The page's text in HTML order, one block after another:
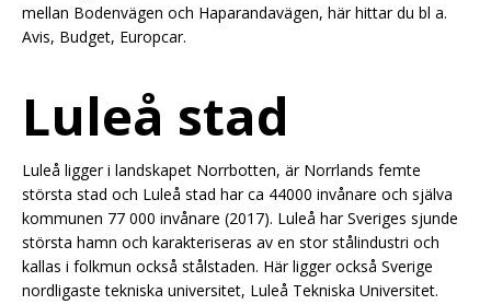
mellan Bodenvägen och Haparandavägen, här hittar du bl a.
Avis, Budget, Europcar.
Luleå stad
Luleå ligger i landskapet Norrbotten, är Norrlands femte
största stad och Luleå stad har ca 44000 invånare och själva
kommunen 77 000 invånare (2017). Luleå har Sveriges sjunde
största hamn och karakteriseras av en stor stålindustri och
kallas i folkmun också stålstaden. Här ligger också Sverige
nordligaste tekniska universitet, Luleå Tekniska Universitet.